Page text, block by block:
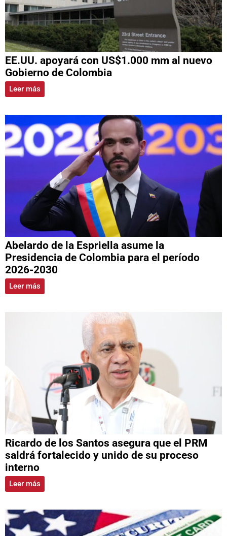
EE.UU. apoyará con US$1.000 mm al nuevo
Gobierno de Colombia
Leer más
Abelardo de la Espriella asume la
Presidencia de Colombia para el período
2026-2030
Leer más
Ricardo de los Santos asegura que el PRM
saldrá fortalecido y unido de su proceso
interno
Leer más